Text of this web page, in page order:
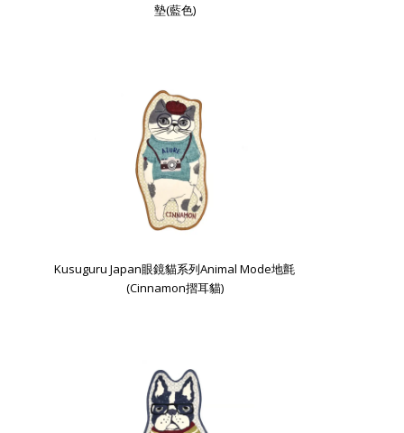
墊(藍色)
Kusuguru Japan眼鏡貓系列Animal Mode地氈
(Cinnamon摺耳貓)